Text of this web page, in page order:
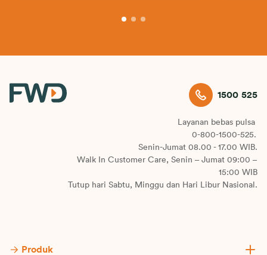
1500 525
Layanan bebas pulsa
0-800-1500-525.
Senin-Jumat 08.00 - 17.00 WIB.
Walk In Customer Care, Senin – Jumat 09:00 –
15:00 WIB
Tutup hari Sabtu, Minggu dan Hari Libur Nasional.
Produk